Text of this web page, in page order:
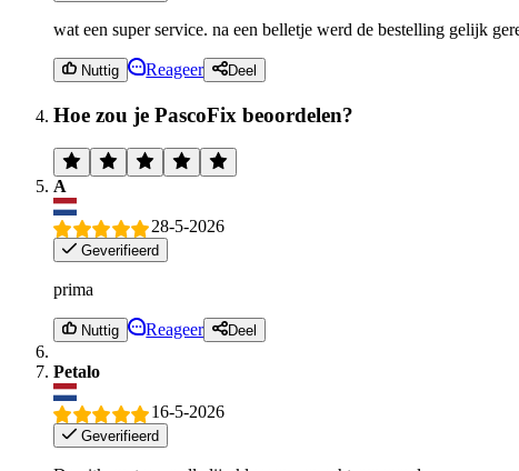
wat een super service. na een belletje werd de bestelling gelijk
Nuttig Reageer Deel
Hoe zou je PascoFix beoordelen?
A
28-5-2026
Geverifieerd
prima
Nuttig Reageer Deel
Petalo
16-5-2026
Geverifieerd